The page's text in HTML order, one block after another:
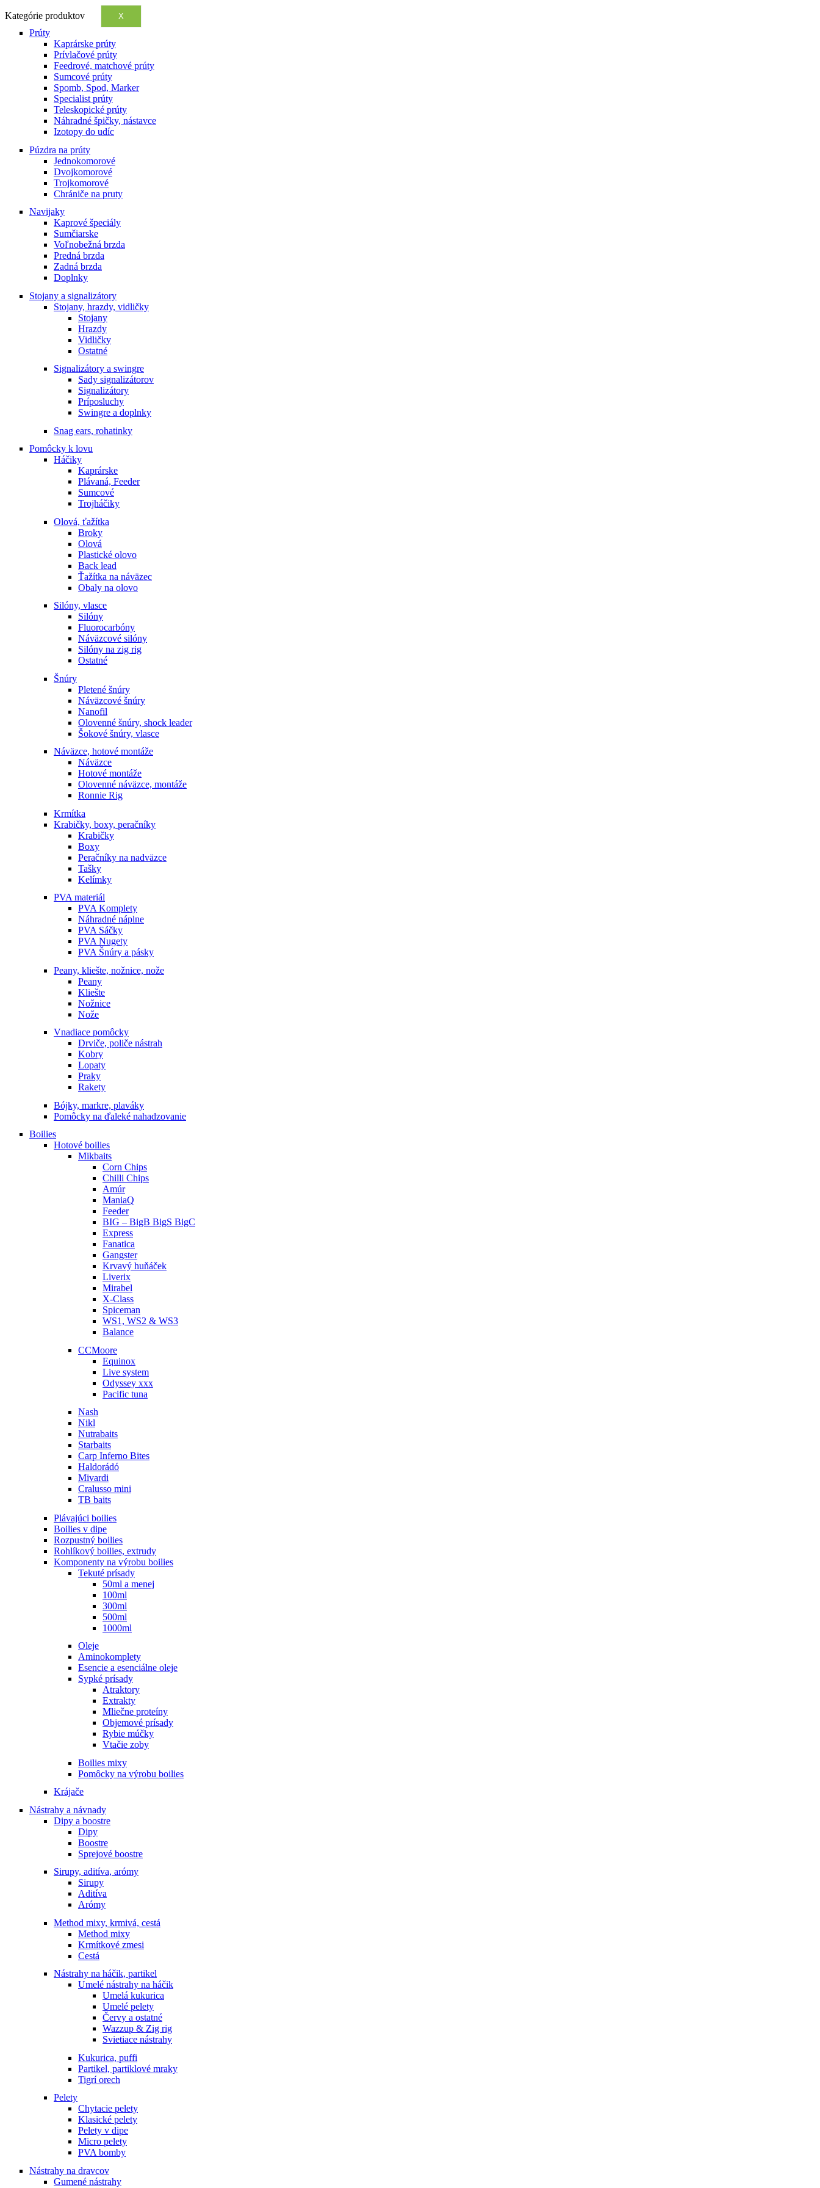
Kategórie produktov X
Prúty
Kaprárske prúty
Prívlačové prúty
Feedrové, matchové prúty
Sumcové prúty
Spomb, Spod, Marker
Specialist prúty
Teleskopické prúty
Náhradné špičky, nástavce
Izotopy do udíc
Púzdra na prúty
Jednokomorové
Dvojkomorové
Trojkomorové
Chrániče na pruty
Navijaky
Kaprové špeciály
Sumčiarske
Voľnobežná brzda
Predná brzda
Zadná brzda
Doplnky
Stojany a signalizátory
Stojany, hrazdy, vidličky
Stojany
Hrazdy
Vidličky
Ostatné
Signalizátory a swingre
Sady signalizátorov
Signalizátory
Príposluchy
Swingre a doplnky
Snag ears, rohatinky
Pomôcky k lovu
Háčiky
Kaprárske
Plávaná, Feeder
Sumcové
Trojháčiky
Olová, ťažítka
Broky
Olová
Plastické olovo
Back lead
Ťažítka na náväzec
Obaly na olovo
Silóny, vlasce
Silóny
Fluorocarbóny
Náväzcové silóny
Silóny na zig rig
Ostatné
Šnúry
Pletené šnúry
Náväzcové šnúry
Nanofil
Olovenné šnúry, shock leader
Šokové šnúry, vlasce
Náväzce, hotové montáže
Náväzce
Hotové montáže
Olovenné náväzce, montáže
Ronnie Rig
Krmítka
Krabičky, boxy, peračníky
Krabičky
Boxy
Peračníky na nadväzce
Tašky
Kelímky
PVA materiál
PVA Komplety
Náhradné náplne
PVA Sáčky
PVA Nugety
PVA Šnúry a pásky
Peany, kliešte, nožnice, nože
Peany
Kliešte
Nožnice
Nože
Vnadiace pomôcky
Drviče, poliče nástrah
Kobry
Lopaty
Praky
Rakety
Bójky, markre, plaváky
Pomôcky na ďaleké nahadzovanie
Boilies
Hotové boilies
Mikbaits
Corn Chips
Chilli Chips
Amúr
ManiaQ
Feeder
BIG – BigB BigS BigC
Express
Fanatica
Gangster
Krvavý huňáček
Liverix
Mirabel
X-Class
Spiceman
WS1, WS2 & WS3
Balance
CCMoore
Equinox
Live system
Odyssey xxx
Pacific tuna
Nash
Nikl
Nutrabaits
Starbaits
Carp Inferno Bites
Haldorádó
Mivardi
Cralusso mini
TB baits
Plávajúci boilies
Boilies v dipe
Rozpustný boilies
Rohlíkový boilies, extrudy
Komponenty na výrobu boilies
Tekuté prísady
50ml a menej
100ml
300ml
500ml
1000ml
Oleje
Aminokomplety
Esencie a esenciálne oleje
Sypké prísady
Atraktory
Extrakty
Mliečne proteíny
Objemové prísady
Rybie múčky
Vtačie zoby
Boilies mixy
Pomôcky na výrobu boilies
Krájače
Nástrahy a návnady
Dipy a boostre
Dipy
Boostre
Sprejové boostre
Sirupy, aditíva, arómy
Sirupy
Aditíva
Arómy
Method mixy, krmivá, cestá
Method mixy
Krmítkové zmesi
Cestá
Nástrahy na háčik, partikel
Umelé nástrahy na háčik
Umelá kukurica
Umelé pelety
Červy a ostatné
Wazzup & Zig rig
Svietiace nástrahy
Kukurica, puffi
Partikel, partiklové mraky
Tigrí orech
Pelety
Chytacie pelety
Klasické pelety
Pelety v dipe
Micro pelety
PVA bomby
Nástrahy na dravcov
Gumené nástrahy